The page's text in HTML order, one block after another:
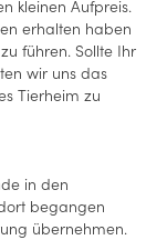
kleinen Aufpreis.
erhalten haben
führen. Sollte Ihr
wir uns das
Tierheim zu
in den
begangen
übernehmen.